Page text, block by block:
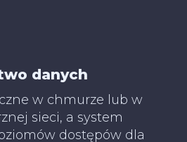
danych
w chmurze lub w
sieci, a system
dostępów dla